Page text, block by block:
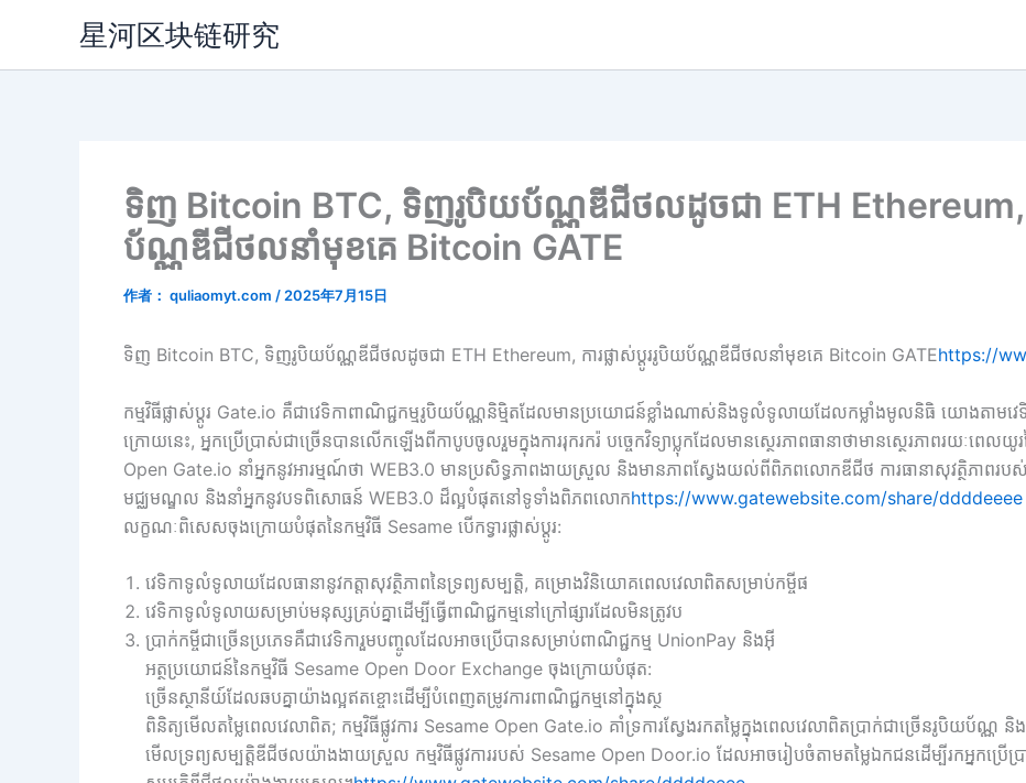
内
星河区块链研究
ទិញ Bitcoin BTC, ទិញរូបិយប័ណ្ណឌីជីថលដូចជា ETH Ethereum, ក
ប័ណ្ណឌីជីថលនាំមុខគេ Bitcoin GATE
作者： quliaomyt.com / 2025年7月15日
ទិញ Bitcoin BTC, ទិញរូបិយប័ណ្ណឌីជីថលដូចជា ETH Ethereum, ការផ្លាស់ប្តូររូបិយប័ណ្ណឌីជីថលនាំមុខគេ Bitcoin GATEhttps://
កម្មវិធីផ្លាស់ប្តូរ Gate.io គឺជាវេទិកាពាណិជ្ជកម្មរូបិយប័ណ្ណនិម្មិតដែលមានប្រយោជន៍ខ្លាំងណាស់និងទូលំទូលាយដែលកម្លាំងមូលនិធិ យោងតាមវេទិក
ក្រោយនេះ, អ្នកប្រើប្រាស់ជាច្រើនបានលើកឡើងពីកាបូបចូលរួមក្នុងការរុករករ៉ បច្ចេកវិទ្យាប្លុកដែលមានស្ថេរភាពធានាថាមានស្ថេរភាពរយ
Open Gate.io នាំអ្នកនូវអារម្មណ៍ថា WEB3.0 មានប្រសិទ្ធភាពងាយស្រួល និងមានភាពស្វែងយល់ពីពិភពលោកឌីជីថ ការធានាសុវត្ថិភាព
មជ្ឈមណ្ឌល និងនាំអ្នកនូវបទពិសោធន៍ WEB3.0 ដ៏ល្អបំផុតនៅទូទាំងពិភពលោកhttps://www.gatewebsite.com/share/ddddeeee
លក្ខណៈពិសេសចុងក្រោយបំផុតនៃកម្មវិធី Sesame បើកទ្វារផ្លាស់ប្តូរ:
វេទិកាទូលំទូលាយដែលធានានូវកត្តាសុវត្ថិភាពនៃទ្រព្យសម្បត្តិ, គម្រោងវិនិយោគពេលវេលាពិតសម្រាប់កម្ចីផ
វេទិកាទូលំទូលាយសម្រាប់មនុស្សគ្រប់គ្នាដើម្បីធ្វើពាណិជ្ជកម្មនៅក្រៅផ្សារដែលមិនត្រូវប
ប្រាក់កម្ចីជាច្រើនប្រភេទគឺជាវេទិការួមបញ្ចូលដែលអាចប្រើបានសម្រាប់ពាណិជ្ជកម្ម UnionPay និងអ៊ី
អត្ថប្រយោជន៍នៃកម្មវិធី Sesame Open Door Exchange ចុងក្រោយបំផុត:
ច្រើនស្ថានីយ៍ដែលឆបគ្នាយ៉ាងល្អឥតខ្ចោះដើម្បីបំពេញតម្រូវការពាណិជ្ជកម្មនៅក្នុងស្ថ
ពិនិត្យមើលតម្លៃពេលវេលាពិត; កម្មវិធីផ្លូវការ Sesame Open Gate.io គាំទ្រការស្វែងរកតម្លៃក្នុងពេលវេលាពិតប្រាក់ជាច្រើនរូបិយប័ណ្ណ
មើលទ្រព្យសម្បត្តិឌីជីថលយ៉ាងងាយស្រួល កម្មវិធីផ្លូវការរបស់ Sesame Open Door.io ដែលអាចរៀបចំតាមតម្លៃឯកជនដើម្បីរកអ្នកប្